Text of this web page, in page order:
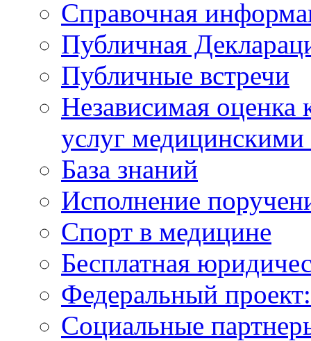
Справочная
Публичная
Публичные встречи
Независимая оценка
услуг
База знаний
Исполнение
Спорт в медицине
Бесплатная
Федеральный
Социальные